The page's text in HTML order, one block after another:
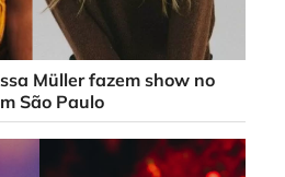
Müller fazem show no
São Paulo